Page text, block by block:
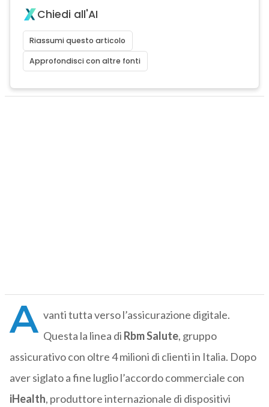
Chiedi all'AI
Riassumi questo articolo
Approfondisci con altre fonti
A vanti tutta verso l’assicurazione digitale.
Questa la linea di Rbm Salute, gruppo
assicurativo con oltre 4 milioni di clienti in Italia. Dopo
aver siglato a fine luglio l’accordo commerciale con
iHealth, produttore internazionale di dispositivi